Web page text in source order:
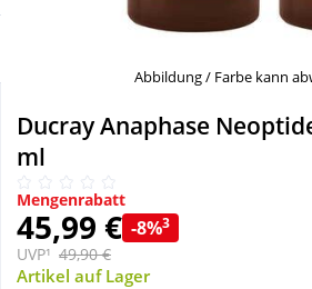
Natur & Homöopathie
Sanitätshaus
Sport & Fitness
Abbildung / Farbe kann
Ducray Anaphase
ml
Mengenrabatt
45,99 € -8%3
UVP¹ 49,90 €
Artikel auf Lager